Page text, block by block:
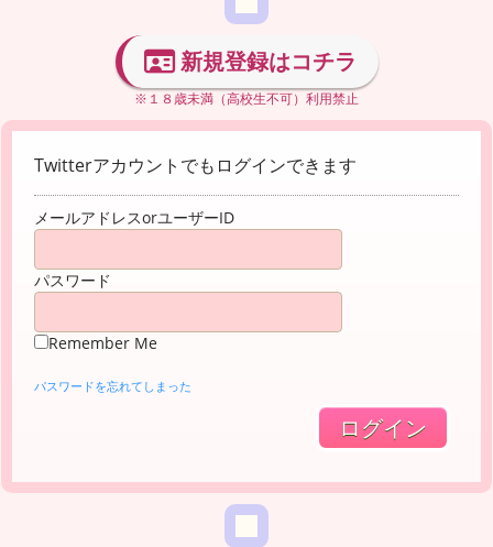
新規登録はコチラ
※１８歳未満（高校生不可）利用禁止
Twitterアカウントでもログインできます
メールアドレスorユーザーID
パスワード
Remember Me
パスワードを忘れてしまった